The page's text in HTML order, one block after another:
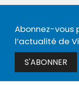
Abonnez-vous
l’actualité de
S'ABONNER